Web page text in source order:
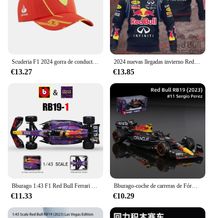
making these models not just collectibles but also a
conversation starter for any enthusiast.
€13.27
2024 nuevas llegadas invierno Red Bull & Infiniti Teamline Racing Fórmula 1 cordón 3D impreso Sudadera con capucha concurso F1 Racing adulto
€13.85
€11.33
Bburago-coche de carreras de Fórmula 1:43 2023 RB19 #1 #11 Red Bull F1, simulación estática, aleación fundida a presión
€10.29